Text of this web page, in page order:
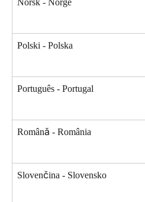
Norsk - Norge
Polski - Polska
Português - Portugal
Română - România
Slovenčina - Slovensko